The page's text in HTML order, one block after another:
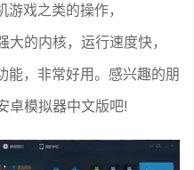
戏之类的操作，
的内核，运行速度快，
能，非常好用。感兴趣的朋
卓模拟器中文版吧!